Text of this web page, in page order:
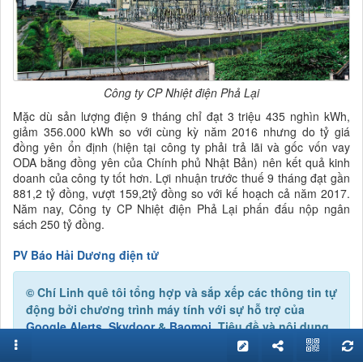
Công ty CP Nhiệt điện Phả Lại
Mặc dù sản lượng điện 9 tháng chỉ đạt 3 triệu 435 nghìn kWh,
giảm 356.000 kWh so với cùng kỳ năm 2016 nhưng do tỷ giá
đồng yên ổn định (hiện tại công ty phải trả lãi và gốc vốn vay
ODA bằng đồng yên của Chính phủ Nhật Bản) nên kết quả kinh
doanh của công ty tốt hơn. Lợi nhuận trước thuế 9 tháng đạt gần
881,2 tỷ đồng, vượt 159,2tỷ đồng so với kế hoạch cả năm 2017.
Năm nay, Công ty CP Nhiệt điện Phả Lại phấn đấu nộp ngân
sách 250 tỷ đồng.
PV Báo Hải Dương điện tử
© Chí Linh quê tôi tổng hợp và sắp xếp các thông tin tự
động bởi chương trình máy tính với sự hỗ trợ của
Google Alerts,Skydoor&Baomoi. Tiêu đề và nội dung
một số bài viết được Chí Linh quê tôi biên tập cho phù